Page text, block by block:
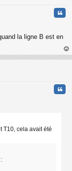
la ligne B est en
au
T10, cela avait été